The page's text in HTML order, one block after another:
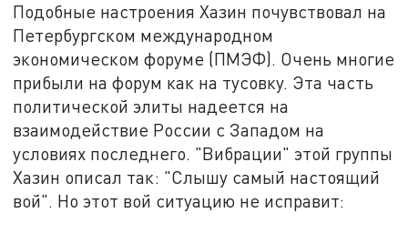
Подобные настроения Хазин почувствовал на
Петербургском международном
экономическом форуме (ПМЭФ). Очень многие
прибыли на форум как на тусовку. Эта часть
политической элиты надеется на
взаимодействие России с Западом на
условиях последнего. "Вибрации" этой группы
Хазин описал так: "Слышу самый настоящий
вой". Но этот вой ситуацию не исправит: